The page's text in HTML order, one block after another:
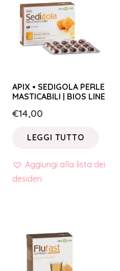
APIX • SEDIGOLA PERLE
MASTICABILI | BIOS LINE
€14,00
LEGGI TUTTO
Aggiungi alla lista dei
desideri